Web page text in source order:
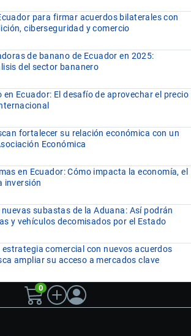
para firmar acuerdos bilaterales con
ciberseguridad y comercio
de banano de Ecuador en 2025:
del sector bananero
en Ecuador: El desafío de aprovechar el precio
fortalecer su relación económica con un
Económica
en Ecuador: Cómo impacta la economía, el
inversión
subastas de la Aduana: Así podrán
y vehículos decomisados por el Estado
comercial con nuevos acuerdos
ampliar su acceso a mercados clave
0